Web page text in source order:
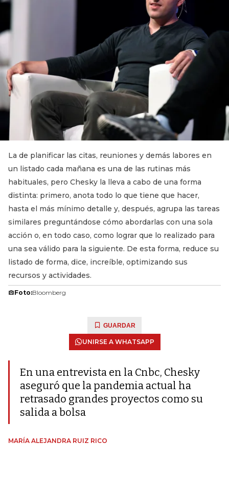
La de planificar las citas, reuniones y demás labores en
un listado cada mañana es una de las rutinas más
habituales, pero Chesky la lleva a cabo de una forma
distinta: primero, anota todo lo que tiene que hacer,
hasta el más mínimo detalle y, después, agrupa las tareas
similares preguntándose cómo abordarlas con una sola
acción o, en todo caso, como lograr que lo realizado para
una sea válido para la siguiente. De esta forma, reduce su
listado de forma, dice, increíble, optimizando sus
recursos y actividades.
Foto:Bloomberg
GUARDAR
UNIRSE A WHATSAPP
En una entrevista en la Cnbc, Chesky
aseguró que la pandemia actual ha
retrasado grandes proyectos como su
salida a bolsa
MARÍA ALEJANDRA RUIZ RICO